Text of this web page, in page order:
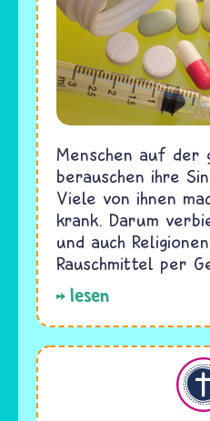
Menschen auf der
berauschen ihre
Viele von ihnen
krank. Darum
und auch
Rauschmittel per
lesen
Christentum